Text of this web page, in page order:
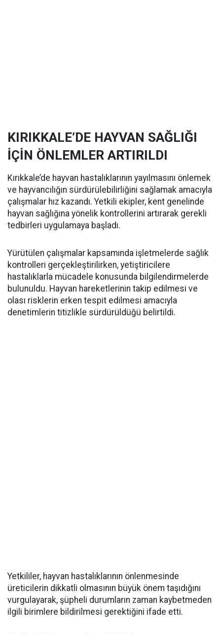
KIRIKKALE’DE HAYVAN SAĞLIĞI
İÇİN ÖNLEMLER ARTIRILDI
Kırıkkale’de hayvan hastalıklarının yayılmasını önlemek
ve hayvancılığın sürdürülebilirliğini sağlamak amacıyla
çalışmalar hız kazandı. Yetkili ekipler, kent genelinde
hayvan sağlığına yönelik kontrollerini artırarak gerekli
tedbirleri uygulamaya başladı.
Yürütülen çalışmalar kapsamında işletmelerde sağlık
kontrolleri gerçekleştirilirken, yetiştiricilere
hastalıklarla mücadele konusunda bilgilendirmelerde
bulunuldu. Hayvan hareketlerinin takip edilmesi ve
olası risklerin erken tespit edilmesi amacıyla
denetimlerin titizlikle sürdürüldüğü belirtildi.
Yetkililer, hayvan hastalıklarının önlenmesinde
üreticilerin dikkatli olmasının büyük önem taşıdığını
vurgulayarak, şüpheli durumların zaman kaybetmeden
ilgili birimlere bildirilmesi gerektiğini ifade etti.